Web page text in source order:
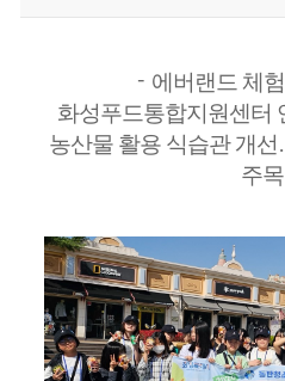
- 에버랜드 체
화성푸드통합지원센터
농산물 활용 식습관 개
주